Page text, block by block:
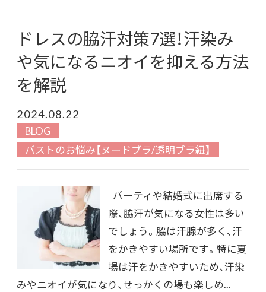
ドレスの脇汗対策7選！汗染み
や気になるニオイを抑える方法
を解説
2024.08.22
BLOG
バストのお悩み【ヌードブラ/透明ブラ紐】
パーティや結婚式に出席する
際、脇汗が気になる女性は多い
でしょう。脇は汗腺が多く、汗
をかきやすい場所です。特に夏
場は汗をかきやすいため、汗染
みやニオイが気になり、せっかくの場も楽しめ...